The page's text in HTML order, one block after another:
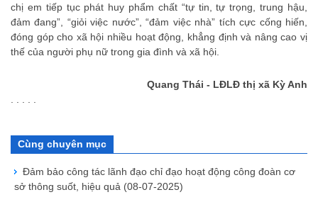
chị em tiếp tục phát huy phẩm chất “tự tin, tự trọng, trung hậu,
đảm đang”, “giỏi việc nước”, “đảm việc nhà” tích cực cống hiến,
đóng góp cho xã hội nhiều hoạt động, khẳng định và nâng cao vị
thế của người phụ nữ trong gia đình và xã hội.
Quang Thái - LĐLĐ thị xã Kỳ Anh
. . . . .
Cùng chuyên mục
Đảm bảo công tác lãnh đạo chỉ đạo hoạt động công đoàn cơ
sở thông suốt, hiệu quả (08-07-2025)